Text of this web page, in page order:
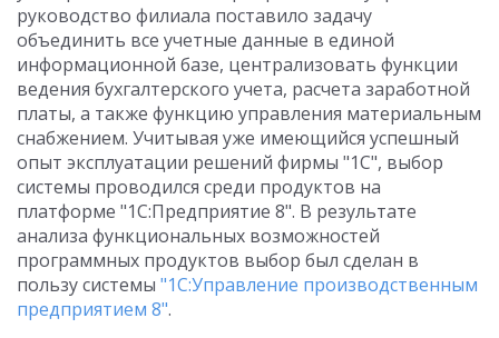
руководство филиала поставило задачу
объединить все учетные данные в единой
информационной базе, централизовать функции
ведения бухгалтерского учета, расчета заработной
платы, а также функцию управления материальным
снабжением. Учитывая уже имеющийся успешный
опыт эксплуатации решений фирмы "1С", выбор
системы проводился среди продуктов на
платформе "1С:Предприятие 8". В результате
анализа функциональных возможностей
программных продуктов выбор был сделан в
пользу системы "1С:Управление производственным
предприятием 8".